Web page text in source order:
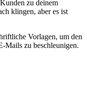
zu deinem
klingen, aber es ist
Vorlagen, um den
Mails zu beschleunigen.